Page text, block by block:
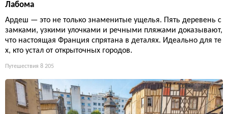
Лабома
Ардеш — это не только знаменитые ущелья. Пять деревень с
замками, узкими улочками и речными пляжами доказывают,
что настоящая Франция спрятана в деталях. Идеально для те
х, кто устал от открыточных городов.
Путешествия 8 205